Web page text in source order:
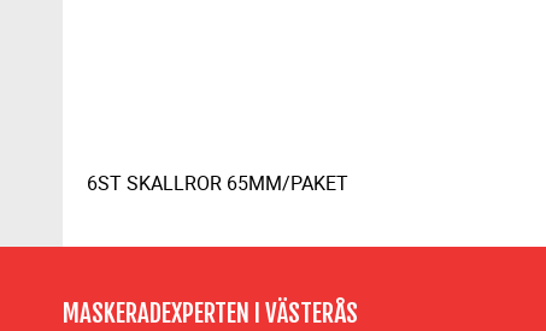
6ST SKALLROR 65MM/PAKET
MASKERADEXPERTEN I VÄSTERÅS